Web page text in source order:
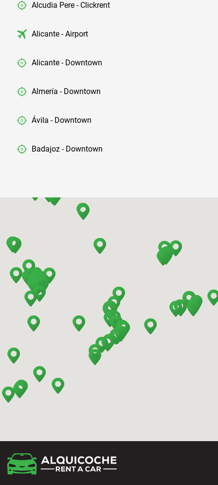
Alcudia Pere - Clickrent
Alicante - Airport
Alicante - Downtown
Almería - Downtown
Ávila - Downtown
Badajoz - Downtown
Barcelona - El Prat
Barcelona - Mataro
Barcelona - Terrassa
Benidorm - Downtown
Bilbao - Barakaldo
Bilbao - Airport
Calpe - Downtown